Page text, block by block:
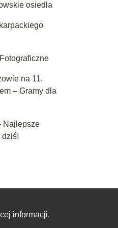
osiedla
na 11.
– Gramy dla
Najlepsze
informacji.